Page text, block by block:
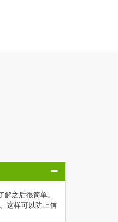
之后很简单。
这样可以防止信